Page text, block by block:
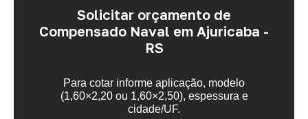
Solicitar orçamento de
Compensado Naval em Ajuricaba -
RS
Para cotar informe aplicação, modelo
(1,60×2,20 ou 1,60×2,50), espessura e
cidade/UF.